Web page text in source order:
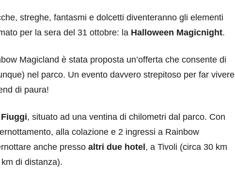
streghe, fantasmi e dolcetti diventeranno gli elementi
per la sera del 31 ottobre: la Halloween Magicnight.
Magicland è stata proposta un’offerta che consente di
nel parco. Un evento davvero strepitoso per far vivere
di paura!
, situato ad una ventina di chilometri dal parco. Con
alla colazione e 2 ingressi a Rainbow
anche presso altri due hotel, a Tivoli (circa 30 km
di distanza).